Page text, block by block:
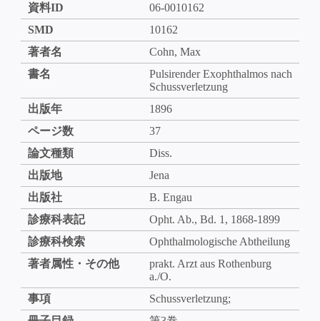
資料ID
06-0010162
SMD
10162
著者名
Cohn, Max
書名
Pulsirender Exophthalmos nach
Schussverletzung
出版年
1896
ページ数
37
論文種類
Diss.
出版地
Jena
出版社
B. Engau
診療科表記
Opht. Ab., Bd. 1, 1868-1899
診療科検索
Ophthalmologische Abtheilung
著者属性・その他
prakt. Arzt aus Rothenburg
a./O.
事項
Schussverletzung;